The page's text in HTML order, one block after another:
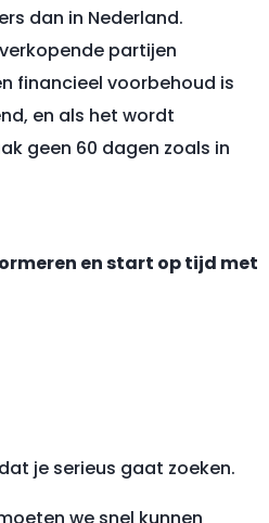
dan in Nederland.
partijen
financieel voorbehoud is
en als het wordt
geen 60 dagen zoals in
en start op tijd met
je serieus gaat zoeken.